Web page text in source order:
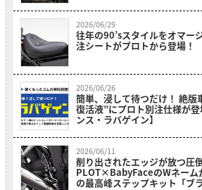
2026/06/29
往年の90’sスタイルをオマー
注シートがプロトから登場！
2026/06/26
簡単、浸して待つだけ！ 絶版
復活液”にプロト別注仕様が
ンス・ラバゲイン】
2026/06/11
削り出されたエッジが放つ圧
PLOT×BabyFaceのWネーム
の最高峰ステップキット「ブ